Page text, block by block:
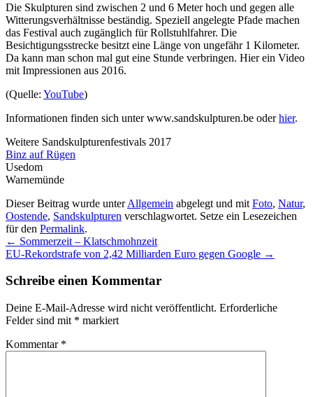
Die Skulpturen sind zwischen 2 und 6 Meter hoch und gegen alle
Witterungsverhältnisse beständig. Speziell angelegte Pfade machen
das Festival auch zugänglich für Rollstuhlfahrer. Die
Besichtigungsstrecke besitzt eine Länge von ungefähr 1 Kilometer.
Da kann man schon mal gut eine Stunde verbringen. Hier ein Video
mit Impressionen aus 2016.
(Quelle: YouTube)
Informationen finden sich unter www.sandskulpturen.be oderhier.
Weitere Sandskulpturenfestivals 2017
Binz auf Rügen
Usedom
Warnemünde
Dieser Beitrag wurde unterAllgemein abgelegt und mit Foto, Natur,
Oostende, Sandskulpturen verschlagwortet. Setze ein Lesezeichen
für den Permalink.
← Sommerzeit – Klatschmohnzeit
EU-Rekordstrafe von 2,42 Milliarden Euro gegen Google →
Schreibe einen Kommentar
Deine E-Mail-Adresse wird nicht veröffentlicht. Erforderliche
Felder sind mit * markiert
Kommentar *